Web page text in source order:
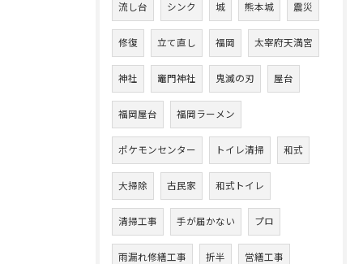
流し台 シンク 城 熊本城 震災
修復 立て直し 福岡 太宰府天満宮
神社 竈門神社 鬼滅の刃 屋台
福岡屋台 福岡ラーメン
ポケモンセンター トイレ清掃 和式
大掃除 古民家 和式トイレ
清掃工事 手が届かない プロ
雨漏れ修繕工事 折半 営繕工事